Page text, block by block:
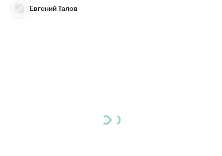
Евгений Талов